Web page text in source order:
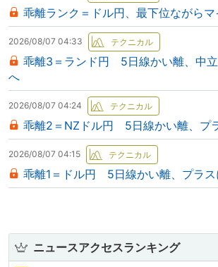
乖離ランク＝ドル円、最下位ながら
2026/08/07 04:33
乖離3＝ランド円 5日線かい離、中
へ
2026/08/07 04:24
乖離2＝NZドル円 5日線かい離、プ
2026/08/07 04:15
乖離1＝ドル円 5日線かい離、プラス
ニュースアクセスランキング